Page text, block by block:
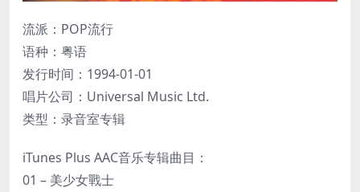
流派：POP流行
语种：粤语
发行时间：1994-01-01
唱片公司：Universal Music Ltd.
类型：录音室专辑
iTunes Plus AAC音乐专辑曲目：
01 – 美少女戰士